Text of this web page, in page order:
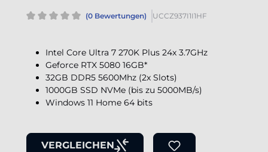
(0 Bewertungen) UCCZ937I1I1HF
Intel Core Ultra 7 270K Plus 24x 3.7GHz
Geforce RTX 5080 16GB*
32GB DDR5 5600Mhz (2x Slots)
1000GB SSD NVMe (bis zu 5000MB/s)
Windows 11 Home 64 bits
VERGLEICHEN